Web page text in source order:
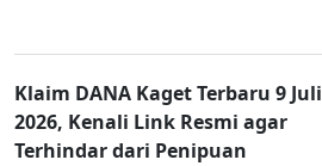
Klaim DANA Kaget Terbaru 9 Juli
2026, Kenali Link Resmi agar
Terhindar dari Penipuan